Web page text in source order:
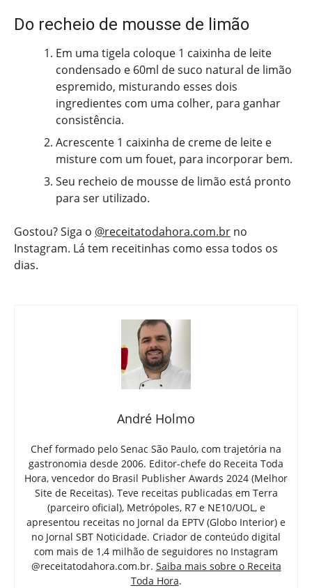
Do recheio de mousse de limão
Em uma tigela coloque 1 caixinha de leite
condensado e 60ml de suco natural de limão
espremido, misturando esses dois
ingredientes com uma colher, para ganhar
consistência.
Acrescente 1 caixinha de creme de leite e
misture com um fouet, para incorporar bem.
Seu recheio de mousse de limão está pronto
para ser utilizado.
Gostou? Siga o @receitatodahora.com.br no
Instagram. Lá tem receitinhas como essa todos os
dias.
André Holmo
Chef formado pelo Senac São Paulo, com trajetória na
gastronomia desde 2006. Editor-chefe do Receita Toda
Hora, vencedor do Brasil Publisher Awards 2024 (Melhor
Site de Receitas). Teve receitas publicadas em Terra
(parceiro oficial), Metrópoles, R7 e NE10/UOL, e
apresentou receitas no Jornal da EPTV (Globo Interior) e
no Jornal SBT Noticidade. Criador de conteúdo digital
com mais de 1,4 milhão de seguidores no Instagram
@receitatodahora.com.br. Saiba mais sobre o Receita
Toda Hora.